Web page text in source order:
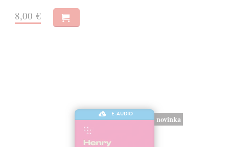
8,00 €
E-AUDIO
novinka